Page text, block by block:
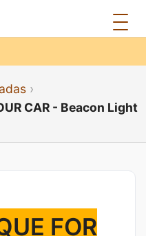
CAR - Beacon Light
FOR